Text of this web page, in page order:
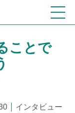
ことで
インタビュー